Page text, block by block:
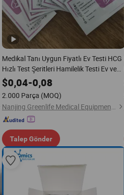
Medikal Tanı Uygun Fiyatlı Ev Testi HCG
Hızlı Test Şeritleri Hamilelik Testi Ev ve
Hastane Kullanımı için CE ve ISO ile
$0,04-0,08
2.000 Parça (MOQ)
Nanjing Greenlife Medical Equipment Co., Ltd.
Talep Gönder